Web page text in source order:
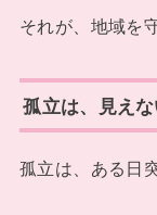
それが、地域を
孤立は、見え
孤立は、ある日